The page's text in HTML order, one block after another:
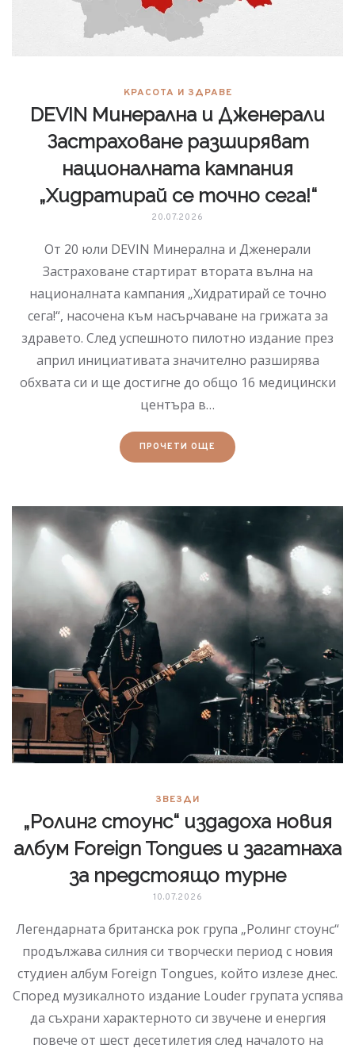
КРАСОТА И ЗДРАВЕ
DEVIN Минерална и Дженерали
Застраховане разширяват
националната кампания
„Хидратирай се точно сега!“
20.07.2026
От 20 юли DEVIN Минерална и Дженерали
Застраховане стартират втората вълна на
националната кампания „Хидратирай се точно
сега!“, насочена към насърчаване на грижата за
здравето. След успешното пилотно издание през
април инициативата значително разширява
обхвата си и ще достигне до общо 16 медицински
центъра в…
ПРОЧЕТИ ОЩЕ
ЗВЕЗДИ
„Ролинг стоунс“ издадоха новия
албум Foreign Tongues и загатнаха
за предстоящо турне
10.07.2026
Легендарната британска рок група „Ролинг стоунс“
продължава силния си творчески период с новия
студиен албум Foreign Tongues, който излезе днес.
Според музикалното издание Louder групата успява
да съхрани характерното си звучене и енергия
повече от шест десетилетия след началото на